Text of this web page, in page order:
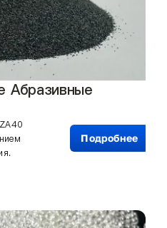
Абразивные
Подробнее